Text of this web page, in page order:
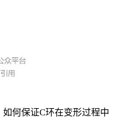
何保证C环在变形过程中